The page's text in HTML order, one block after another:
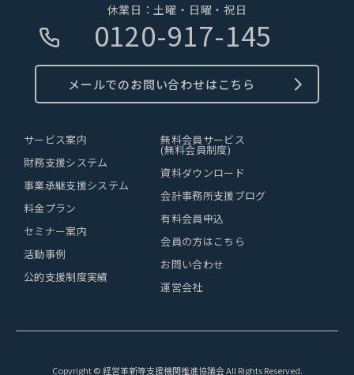
休業日：土曜・日曜・祝日
0120-917-145
メールでのお問い合わせはこちら
サービス案内
財務支援システム
事業承継支援システム
料金プラン
セミナー案内
活動事例
公的支援制度実績
無料会員サービス
(無料会員制度)
資料ダウンロード
会計事務所支援ブログ
有料会員申込
会員の方はこちら
お問い合わせ
運営会社
Copyright © 経営革新等支援機関推進協議会 All Rights Reserved.